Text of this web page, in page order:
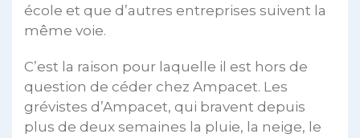
école et que d’autres entreprises suivent la
même voie.
C’est la raison pour laquelle il est hors de
question de céder chez Ampacet. Les
grévistes d’Ampacet, qui bravent depuis
plus de deux semaines la pluie, la neige, le